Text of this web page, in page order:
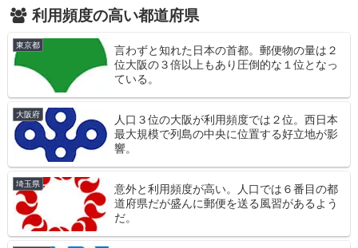
利用頻度の高い都道府県
東京都
言わずと知れた日本の首都。郵便物の量は２
位大阪の３倍以上もあり圧倒的な１位となっ
ている。
大阪府
人口３位の大阪が利用頻度では２位。西日本
最大規模で列島の中央に位置する好立地が影
響。
埼玉県
意外と利用頻度が高い。人口では６番目の都
道府県だが盛んに郵便を送る風習があるよう
だ。